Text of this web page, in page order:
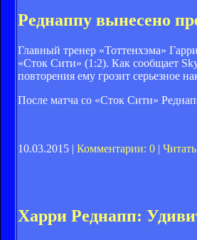
Реднаппу вынесено
Главный тренер «Тоттенхэма»
«Сток Сити» (1:2). Как сообщает
повторения ему грозит серьезное
После матча со «Сток Сити»
10.03.2015 | Комментарии: 0 |
Харри Реднапп: